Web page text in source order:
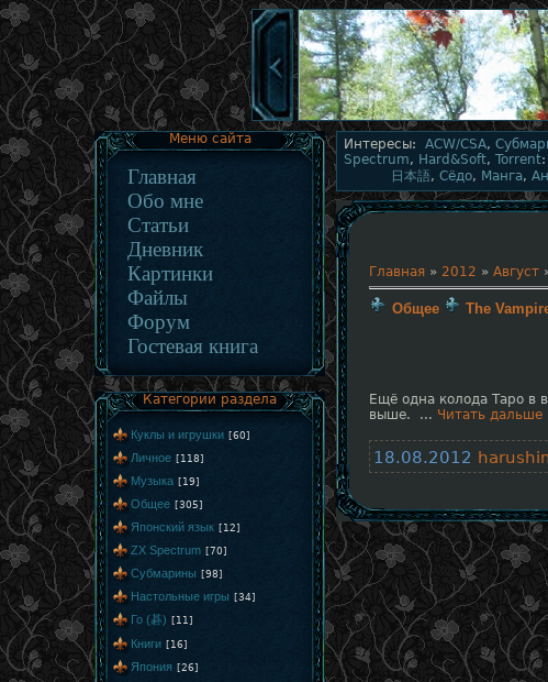
Меню сайта
Главная
Обо мне
Статьи
Дневник
Картинки
Файлы
Форум
Гостевая книга
Категории раздела
Куклы и игрушки [60]
Личное [118]
Музыка [19]
Общее [305]
Японский язык [12]
ZX Spectrum [70]
Субмарины [98]
Настольные игры [34]
Го (碁) [11]
Книги [16]
Япония [26]
Интересы: ACW/CSA,
Spectrum, Hard&Soft, Torrent:
日本語, Сёдо, Манга,
Главная » 2012 » Август
Общее The
Ещё одна колода Таро в
выше. ... Читать дальше
18.08.2012